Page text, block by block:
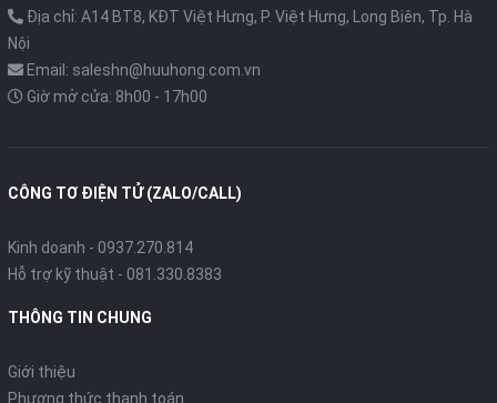
Địa chỉ: A14 BT8, KĐT Việt Hưng, P. Việt Hưng, Long Biên, Tp. Hà
Nội
Email: saleshn@huuhong.com.vn
Giờ mở cửa: 8h00 - 17h00
CÔNG TƠ ĐIỆN TỬ (ZALO/CALL)
Kinh doanh - 0937.270.814
Hỗ trợ kỹ thuật - 081.330.8383
THÔNG TIN CHUNG
Giới thiệu
Phương thức thanh toán